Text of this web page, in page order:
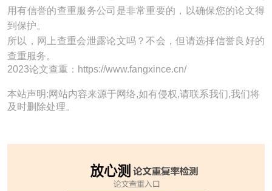
用有信誉的查重服务公司是非常重要的，以确保您的论文得
到保护。
所以，网上查重会泄露论文吗？不会，但请选择信誉良好的
查重服务。
2023论文查重：https://www.fangxince.cn/
本站声明:网站内容来源于网络,如有侵权,请联系我们,我们将
及时删除处理。